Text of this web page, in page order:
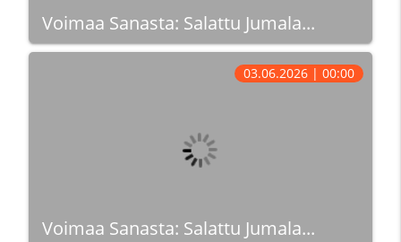
Voimaa Sanasta: Salattu Jumala...
Voimaa Sanasta: Salattu Jumala...
03.06.2026 | 00:00